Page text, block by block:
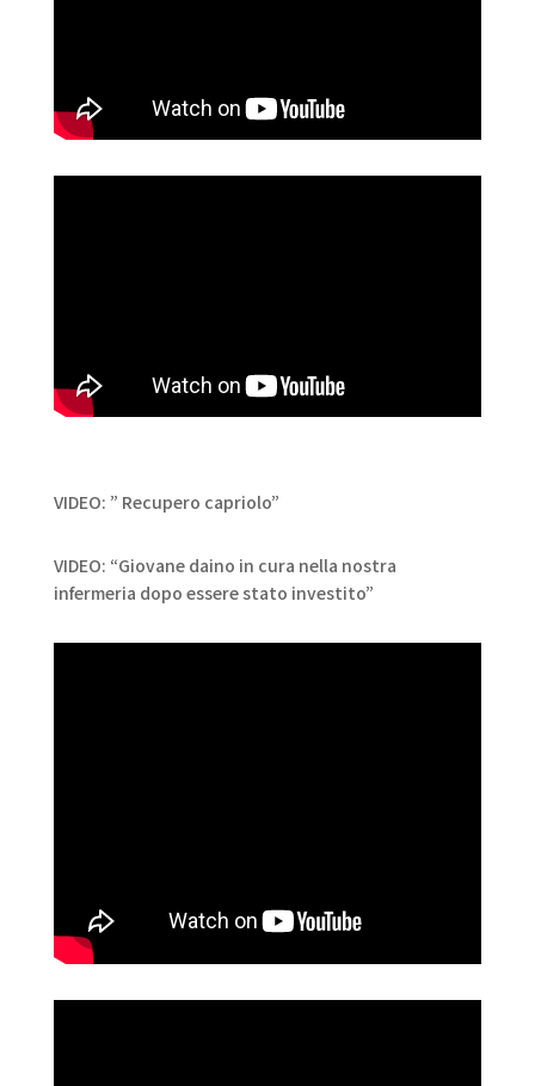
VIDEO: ” Recupero capriolo”
VIDEO: “Giovane daino in cura nella nostra
infermeria dopo essere stato investito”